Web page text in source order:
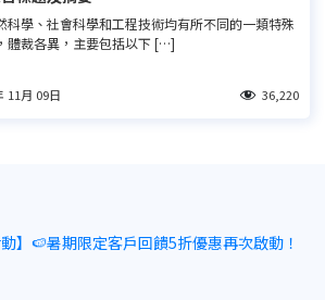
科學、社會科學和工程技術均有所不同的一類特殊
體裁各異，主要包括以下 […]
11月 09日 36,220
動】🍉暑期限定客戶回饋5折優惠再次啟動！